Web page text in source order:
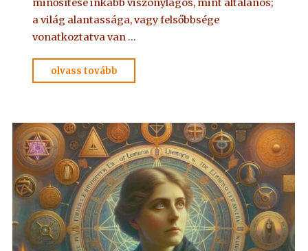
minősítése inkább viszonylagos, mint általános;
a világ alantassága, vagy felsőbbsége
vonatkoztatva van …
olvass tovább
EGYÜTT
12"